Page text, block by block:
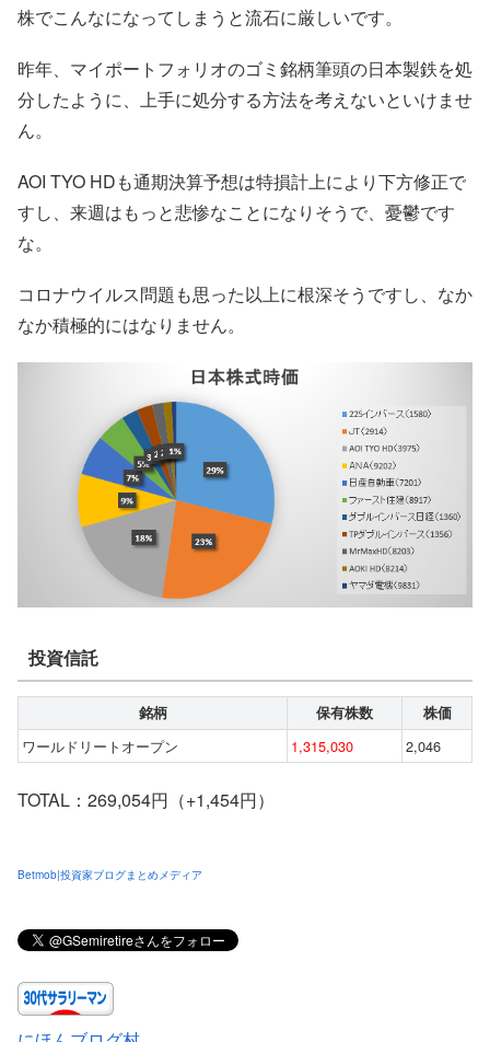
株でこんなになってしまうと流石に厳しいです。
昨年、マイポートフォリオのゴミ銘柄筆頭の日本製鉄を処
分したように、上手に処分する方法を考えないといけませ
ん。
AOI TYO HDも通期決算予想は特損計上により下方修正で
すし、来週はもっと悲惨なことになりそうで、憂鬱です
な。
コロナウイルス問題も思った以上に根深そうですし、なか
なか積極的にはなりません。
投資信託
銘柄 保有株数 株価
ワールドリートオープン 1,315,030 2,046
TOTAL：269,054円（+1,454円）
Betmob|投資家ブログまとめメディア